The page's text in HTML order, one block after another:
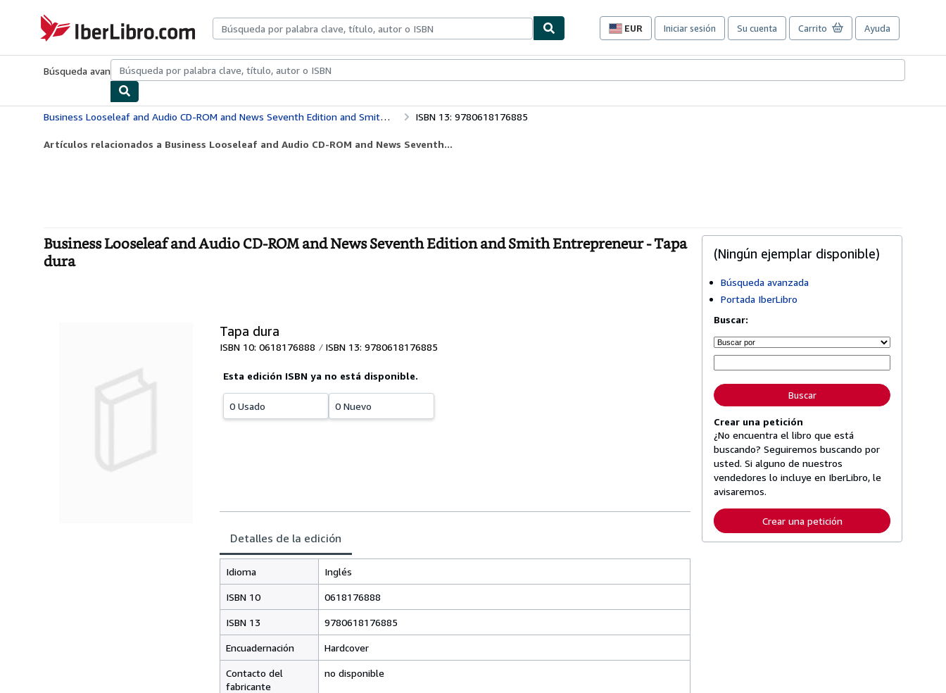
IberLibro.com
EUR
Preferencias
compra
sitio.
Iniciar sesión Su cuenta Carrito Ayuda
Búsqueda avanzadaColecciones Libros antiguosArte y coleccionismo
Business Looseleaf and Audio CD-ROM and News Seventh Edition and Smith Entrepreneur ISBN 13: 9780618176885
Artículos relacionados a Business Looseleaf and Audio CD-ROM and News Seventh...
Business Looseleaf and Audio CD-ROM and News Seventh Edition and Smith Entrepreneur - Tapa
dura
Tapa dura
ISBN 10: 0618176888 ISBN 13: 9780618176885
Esta edición ISBN ya no está disponible.
0 Usado 0 Nuevo
Detalles de la edición
Idioma Inglés
ISBN 10 0618176888
ISBN 13 9780618176885
Encuadernación Hardcover
Contacto del
fabricante
no disponible
(Ningún ejemplar disponible)
Búsqueda avanzada
Portada IberLibro
Buscar:
Buscar
Crear una petición
¿No encuentra el libro que está
buscando? Seguiremos buscando por
usted. Si alguno de nuestros
vendedores lo incluye en IberLibro, le
avisaremos.
Crear una petición